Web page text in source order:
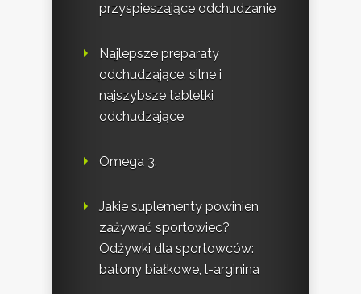
przyspieszające odchudzanie
Najlepsze preparaty
odchudzające: silne i
najszybsze tabletki
odchudzające
Omega 3.
Jakie suplementy powinien
zażywać sportowiec?
Odżywki dla sportowców:
batony białkowe, l-arginina